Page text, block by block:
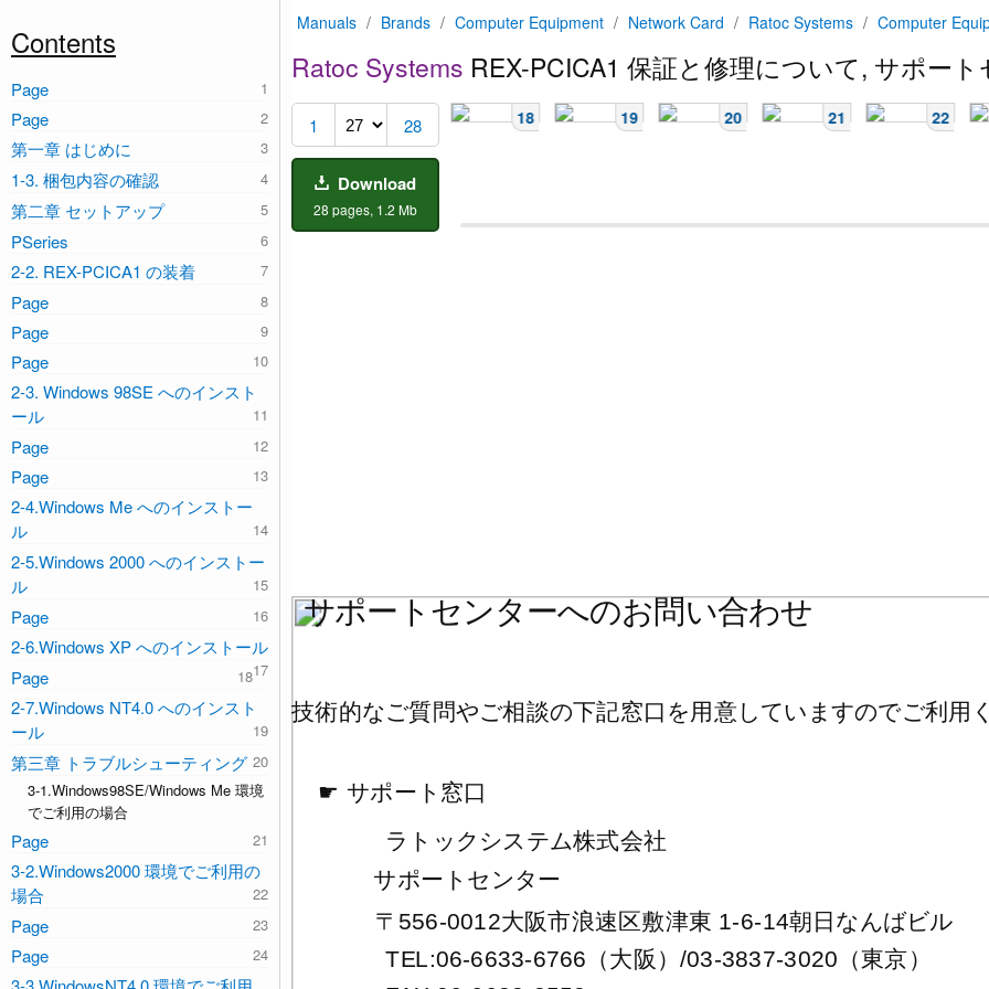
Manuals / Brands / Computer Equipment / Network Card / Ratoc Systems / Computer
Ratoc Systems REX-PCICA1 保証と修理について, サポー
1 28
Download
28 pages, 1.2 Mb
17 18 19 20 21 22
サポートセンターへのお問い合わせ
技術的なご質問やご相談の下記窓口を用意していますのでご利用
☛ サポート窓口
ラトックシステム株式会社
サポートセンター
〒 556-0012大阪市浪速区敷津東 1-6-14朝日なんばビル
TEL:06-6633-6766 （大阪）/03-3837-3020 （東京）
Contents
Page
Page
第一章 はじめに
1-3. 梱包内容の確認
第二章 セットアップ
PSeries
2-2. REX-PCICA1 の装着
Page
Page
Page
2-3. Windows 98SE へのインスト
ール
Page
Page
2-4.Windows Me へのインストー
ル
2-5.Windows 2000 へのインストー
ル
Page
2-6.Windows XP へのインストール
Page
2-7.Windows NT4.0 へのインスト
ール
第三章 トラブルシューティング
3-1.Windows98SE/Windows Me 環境
でご利用の場合
Page
3-2.Windows2000 環境でご利用の
場合
Page
Page